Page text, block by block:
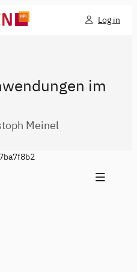
Log in
im
Meinel